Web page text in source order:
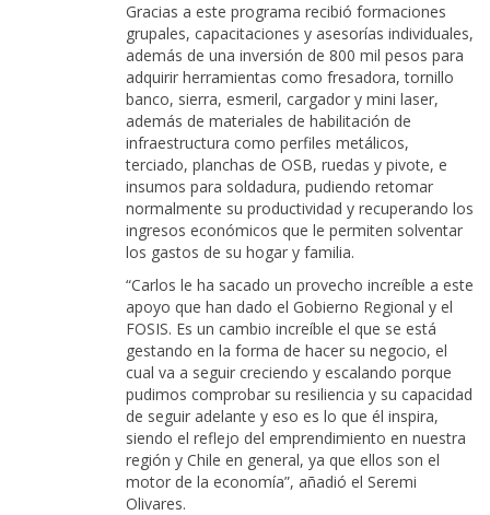
Gracias a este programa recibió formaciones
grupales, capacitaciones y asesorías individuales,
además de una inversión de 800 mil pesos para
adquirir herramientas como fresadora, tornillo
banco, sierra, esmeril, cargador y mini laser,
además de materiales de habilitación de
infraestructura como perfiles metálicos,
terciado, planchas de OSB, ruedas y pivote, e
insumos para soldadura, pudiendo retomar
normalmente su productividad y recuperando los
ingresos económicos que le permiten solventar
los gastos de su hogar y familia.
“Carlos le ha sacado un provecho increíble a este
apoyo que han dado el Gobierno Regional y el
FOSIS. Es un cambio increíble el que se está
gestando en la forma de hacer su negocio, el
cual va a seguir creciendo y escalando porque
pudimos comprobar su resiliencia y su capacidad
de seguir adelante y eso es lo que él inspira,
siendo el reflejo del emprendimiento en nuestra
región y Chile en general, ya que ellos son el
motor de la economía”, añadió el Seremi
Olivares.